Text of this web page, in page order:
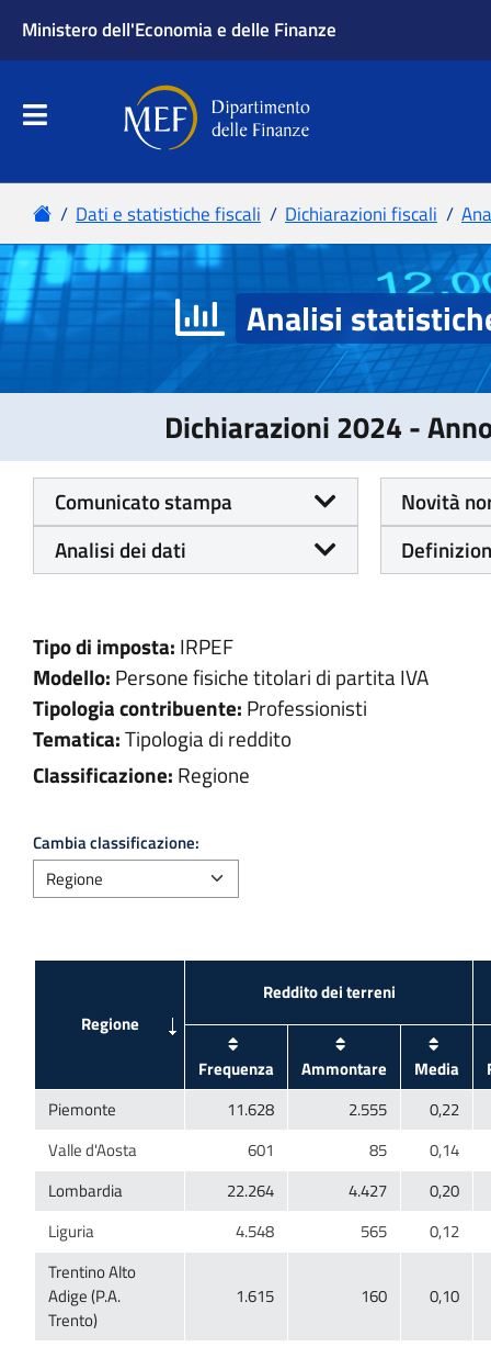
Analisi
Dichiarazioni 2024 -
Comunicato stampa
Novità
Analisi dei dati
Tipo di imposta: IRPEF
Modello: Persone fisiche titolari di partita IVA
Tipologia contribuente: Professionisti
Tematica:Tipologia di reddito
Classificazione: Regione
Cambia classificazione:
Trentino Alto
Adige (P.A.